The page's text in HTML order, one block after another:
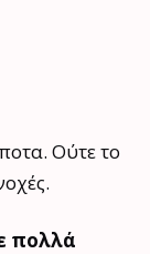
Ούτε το
πολλά